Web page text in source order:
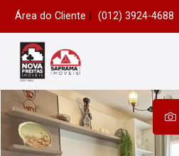
Área do Cliente (012) 3924-4688